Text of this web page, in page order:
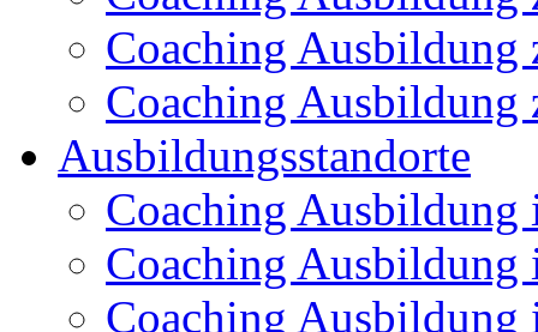
Coaching Ausbildung
Coaching
Ausbildungsstandorte
Coaching Ausbildung
Coaching Ausbildung
Coaching